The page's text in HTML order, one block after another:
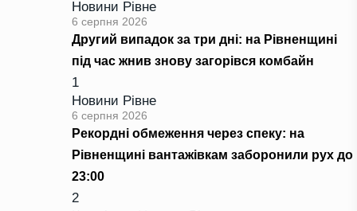
Новини Рівне
6 серпня 2026
Другий випадок за три дні: на Рівненщині
під час жнив знову загорівся комбайн
1
Новини Рівне
6 серпня 2026
Рекордні обмеження через спеку: на
Рівненщині вантажівкам заборонили рух до
23:00
2